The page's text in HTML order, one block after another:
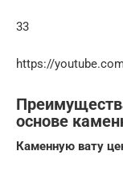
33
https://
основе
Каменную вату